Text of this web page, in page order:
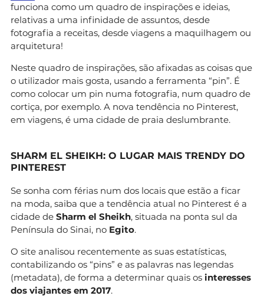
funciona como um quadro de inspirações e ideias,
relativas a uma infinidade de assuntos, desde
fotografia a receitas, desde viagens a maquilhagem ou
arquitetura!
Neste quadro de inspirações, são afixadas as coisas que
o utilizador mais gosta, usando a ferramenta “pin”. É
como colocar um pin numa fotografia, num quadro de
cortiça, por exemplo. A nova tendência no Pinterest,
em viagens, é uma cidade de praia deslumbrante.
SHARM EL SHEIKH: O LUGAR MAIS TRENDY DO
PINTEREST
Se sonha com férias num dos locais que estão a ficar
na moda, saiba que a tendência atual no Pinterest é a
cidade de Sharm el Sheikh, situada na ponta sul da
Península do Sinai, no Egito.
O site analisou recentemente as suas estatísticas,
contabilizando os “pins” e as palavras nas legendas
(metadata), de forma a determinar quais os interesses
dos viajantes em 2017.